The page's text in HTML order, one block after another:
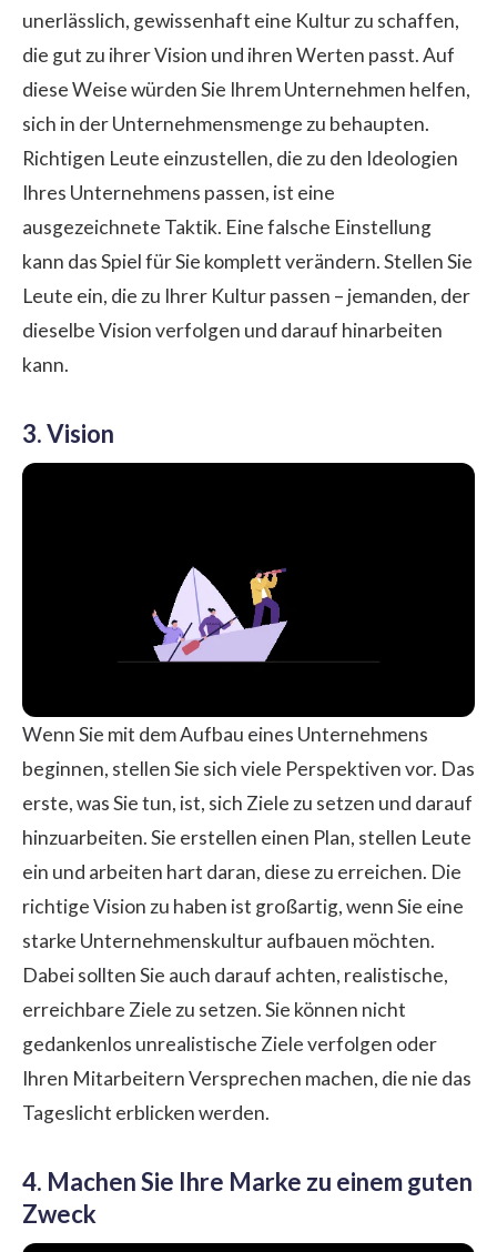
unerlässlich, gewissenhaft eine Kultur zu schaffen,
die gut zu ihrer Vision und ihren Werten passt. Auf
diese Weise würden Sie Ihrem Unternehmen helfen,
sich in der Unternehmensmenge zu behaupten.
Richtigen Leute einzustellen, die zu den Ideologien
Ihres Unternehmens passen, ist eine
ausgezeichnete Taktik. Eine falsche Einstellung
kann das Spiel für Sie komplett verändern. Stellen Sie
Leute ein, die zu Ihrer Kultur passen – jemanden, der
dieselbe Vision verfolgen und darauf hinarbeiten
kann.
3. Vision
Wenn Sie mit dem Aufbau eines Unternehmens
beginnen, stellen Sie sich viele Perspektiven vor. Das
erste, was Sie tun, ist, sich Ziele zu setzen und darauf
hinzuarbeiten. Sie erstellen einen Plan, stellen Leute
ein und arbeiten hart daran, diese zu erreichen. Die
richtige Vision zu haben ist großartig, wenn Sie eine
starke Unternehmenskultur aufbauen möchten.
Dabei sollten Sie auch darauf achten, realistische,
erreichbare Ziele zu setzen. Sie können nicht
gedankenlos unrealistische Ziele verfolgen oder
Ihren Mitarbeitern Versprechen machen, die nie das
Tageslicht erblicken werden.
4. Machen Sie Ihre Marke zu einem guten
Zweck